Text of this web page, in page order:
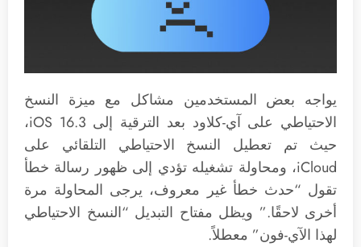
يواجه بعض المستخدمين مشاكل مع ميزة النسخ
الاحتياطي على آي-كلاود بعد الترقية إلى iOS 16.3،
حيث تم تعطيل النسخ الاحتياطي التلقائي على
iCloud، ومحاولة تشغيله تؤدي إلى ظهور رسالة خطأ
تقول “حدث خطأ غير معروف، يرجى المحاولة مرة
أخرى لاحقًا.” ويظل مفتاح التبديل “النسخ الاحتياطي
لهذا الآي-فون” معطلاً.